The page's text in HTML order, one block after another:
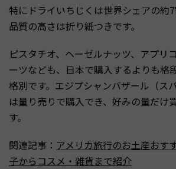
特にドライいちじくは世界シェアの約7
品質の高さは折り紙つきです。
ピスタチオ、ヘーゼルナッツ、アプリ
ーツなども、日本で購入するよりも格
格別です。エジプシャンバザール（ス
は量り売りで購入でき、好みの量だけ
す。
関連記事： アメリカ旅行のお土産おす
子からコスメ・雑貨まで紹介